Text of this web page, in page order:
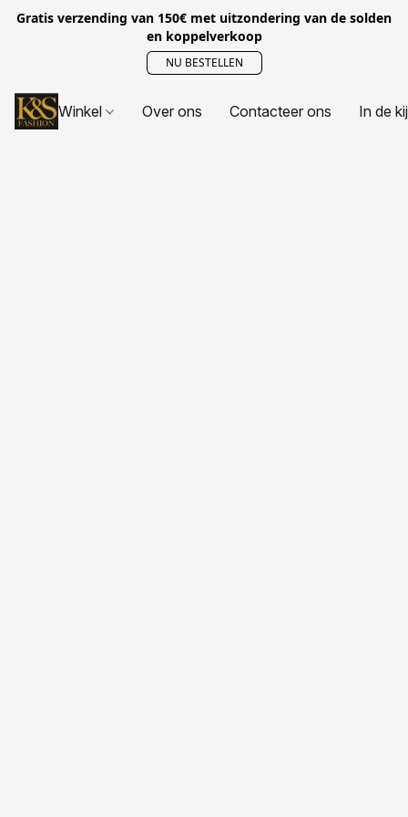
Gratis verzending van 150€ met uitzondering van de solden
en koppelverkoop
NU BESTELLEN
Winkel Over ons Contacteer ons In de